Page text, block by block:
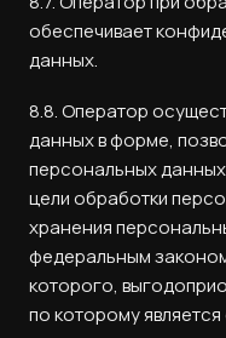
обеспечивает
данных.
8.8. Оператор
данных в форме,
персональных
цели обработки
хранения
федеральным
которого,
по которому